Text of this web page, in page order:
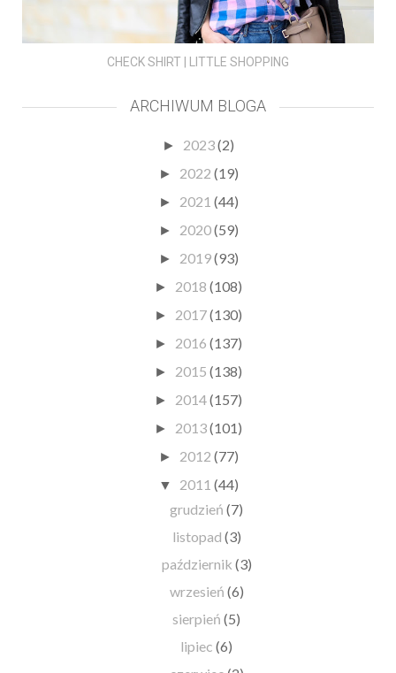
CHECK SHIRT | LITTLE SHOPPING
ARCHIWUM BLOGA
► 2023(2)
► 2022 (19)
► 2021 (44)
► 2020(59)
► 2019(93)
► 2018 (108)
► 2017(130)
► 2016 (137)
► 2015 (138)
► 2014(157)
► 2013(101)
► 2012 (77)
▼ 2011 (44)
grudzień(7)
listopad (3)
październik (3)
wrzesień (6)
sierpień(5)
lipiec(6)